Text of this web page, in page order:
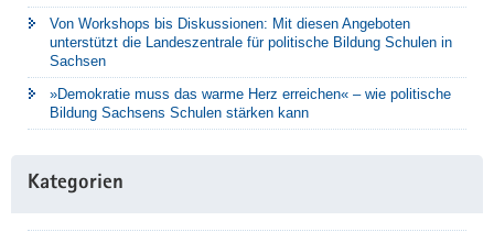
Von Workshops bis Diskussionen: Mit diesen Angeboten
unterstützt die Landeszentrale für politische Bildung Schulen in
Sachsen
»Demokratie muss das warme Herz erreichen« – wie politische
Bildung Sachsens Schulen stärken kann
Kategorien